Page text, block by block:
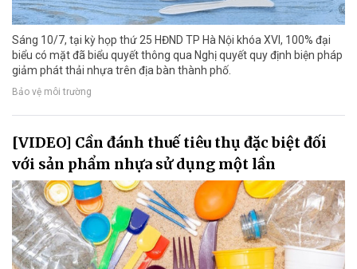
Sáng 10/7, tại kỳ họp thứ 25 HĐND TP Hà Nội khóa XVI, 100% đại
biểu có mặt đã biểu quyết thông qua Nghị quyết quy định biện pháp
giảm phát thải nhựa trên địa bàn thành phố.
Bảo vệ môi trường
[VIDEO] Cần đánh thuế tiêu thụ đặc biệt đối
với sản phẩm nhựa sử dụng một lần